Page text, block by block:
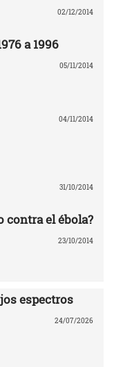
02/12/2014
a 1996
05/11/2014
04/11/2014
31/10/2014
contra el ébola?
23/10/2014
espectros
24/07/2026